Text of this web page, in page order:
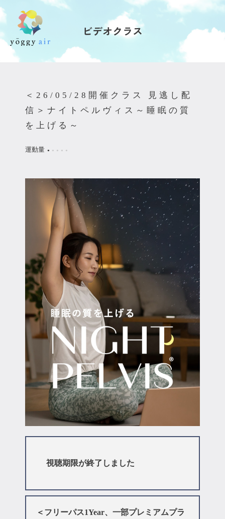
受講の流れ
インストラクター一覧
yoggy magazine
yoggy mommy
マイページ
ログイン
会員規約について
クラス参加にあたっての同意書
特定商取引にかかわる表示
プライバシーポリシー
ビデオクラス
＜26/05/28開催クラス 見逃し配
信＞ナイトペルヴィス～睡眠の質
を上げる～
運動量 ● ● ● ● ●
視聴期限が終了しました
＜フリーパス1Year、一部プレミアムプラ